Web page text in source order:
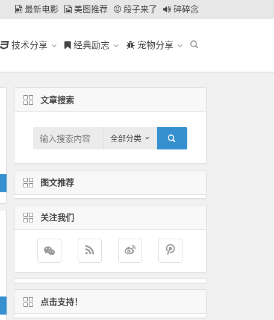
最新电影 美图推荐 段子来了 碎碎念
技术分享 经典励志 宠物分享
文章搜索
全部分类
图文推荐
关注我们
点击支持！